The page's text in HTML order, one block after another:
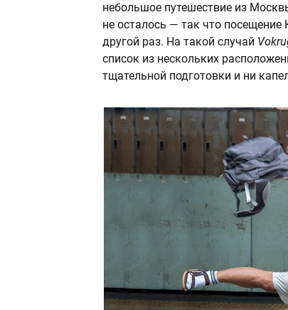
небольшое путешествие из
не осталось — так что
другой раз. На такой случай
список из нескольких
тщательной подготовки и ни